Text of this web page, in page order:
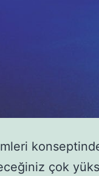
çok